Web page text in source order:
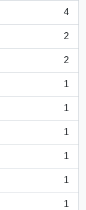
4
2
2
1
1
1
1
1
1